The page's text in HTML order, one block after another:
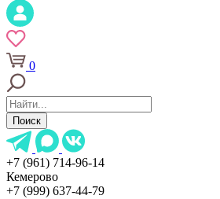
0
Поиск
+7 (961) 714-96-14
Кемерово
+7 (999) 637-44-79